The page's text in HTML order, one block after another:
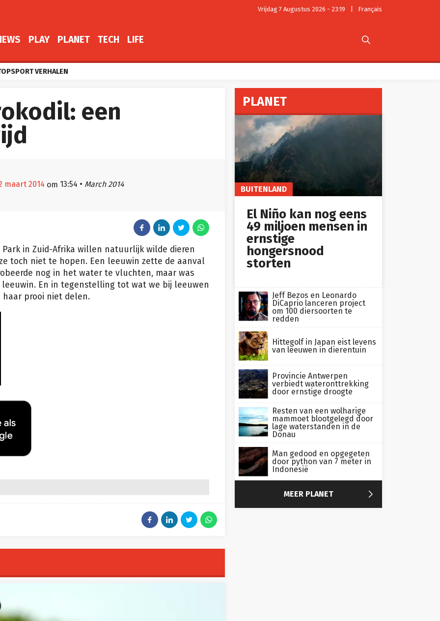
Vrijdag 7 Augustus 2026 - 23:19 Français
PLAY PLANET TECH LIFE 
VERHALEN
een
maart 2014 om 13:54 • March 2014
in Zuid-Afrika willen natuurlijk wilde dieren
toch niet te hopen. Een leeuwin zette de aanval
nog in het water te vluchten, maar was
En in tegenstelling tot wat we bij leeuwen
haar prooi niet delen.
PLANET
BUITENLAND
El Niño kan nog eens
49 miljoen mensen in
ernstige
hongersnood
storten
Jeff Bezos en Leonardo
DiCaprio lanceren project
om 100 diersoorten te
redden
Hittegolf in Japan eist levens
van leeuwen in dierentuin
Provincie Antwerpen
verbiedt wateronttrekking
door ernstige droogte
Resten van een wolharige
mammoet blootgelegd door
lage waterstanden in de
Donau
Man gedood en opgegeten
door python van 7 meter in
Indonesië
MEER PLANET 